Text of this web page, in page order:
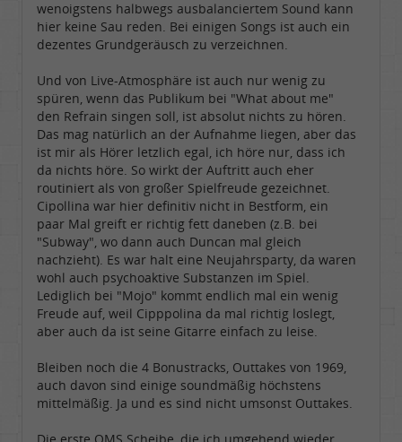
wenoigstens halbwegs ausbalanciertem Sound kann
hier keine Sau reden. Bei einigen Songs ist auch ein
dezentes Grundgeräusch zu verzeichnen.
Und von Live-Atmosphäre ist auch nur wenig zu
spüren, wenn das Publikum bei "What about me"
den Refrain singen soll, ist absolut nichts zu hören.
Das mag natürlich an der Aufnahme liegen, aber das
ist mir als Hörer letzlich egal, ich höre nur, dass ich
da nichts höre. So wirkt der Auftritt auch eher
routiniert als von großer Spielfreude gezeichnet.
Cipollina war hier definitiv nicht in Bestform, ein
paar Mal greift er richtig fett daneben (z.B. bei
"Subway", wo dann auch Duncan mal gleich
nachzieht). Es war halt eine Neujahrsparty, da waren
wohl auch psychoaktive Substanzen im Spiel.
Lediglich bei "Mojo" kommt endlich mal ein wenig
Freude auf, weil Cipppolina da mal richtig loslegt,
aber auch da ist seine Gitarre einfach zu leise.
Bleiben noch die 4 Bonustracks, Outtakes von 1969,
auch davon sind einige soundmäßig höchstens
mittelmäßig. Ja und es sind nicht umsonst Outtakes.